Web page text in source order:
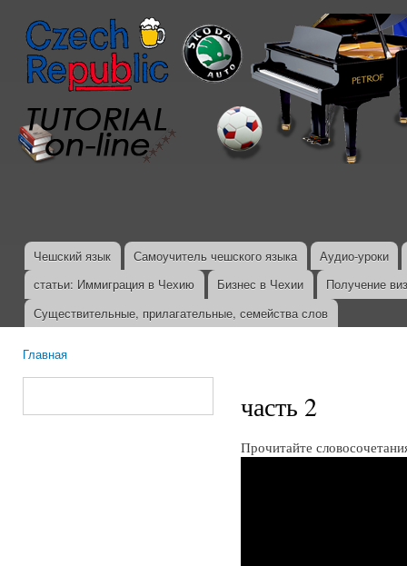
Главное меню
Чешский язык Самоучитель чешского языка
Аудио-уроки
статьи: Иммиграция в Чехию
Бизнес в Чехии
Получение
Существительные, прилагательные, семейства слов
Главная
часть 2
Прочитайте